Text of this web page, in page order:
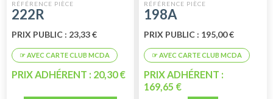
222R
PRIX PUBLIC : 23,33 €
PRIX ADHÉRENT : 20,30 €
198A
PRIX PUBLIC : 195,00 €
PRIX ADHÉRENT :
169,65 €